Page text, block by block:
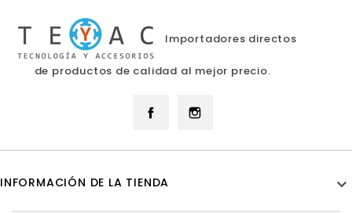
Importadores directos
de productos de calidad al mejor precio.
Facebook
INFORMACIÓN DE LA TIENDA 